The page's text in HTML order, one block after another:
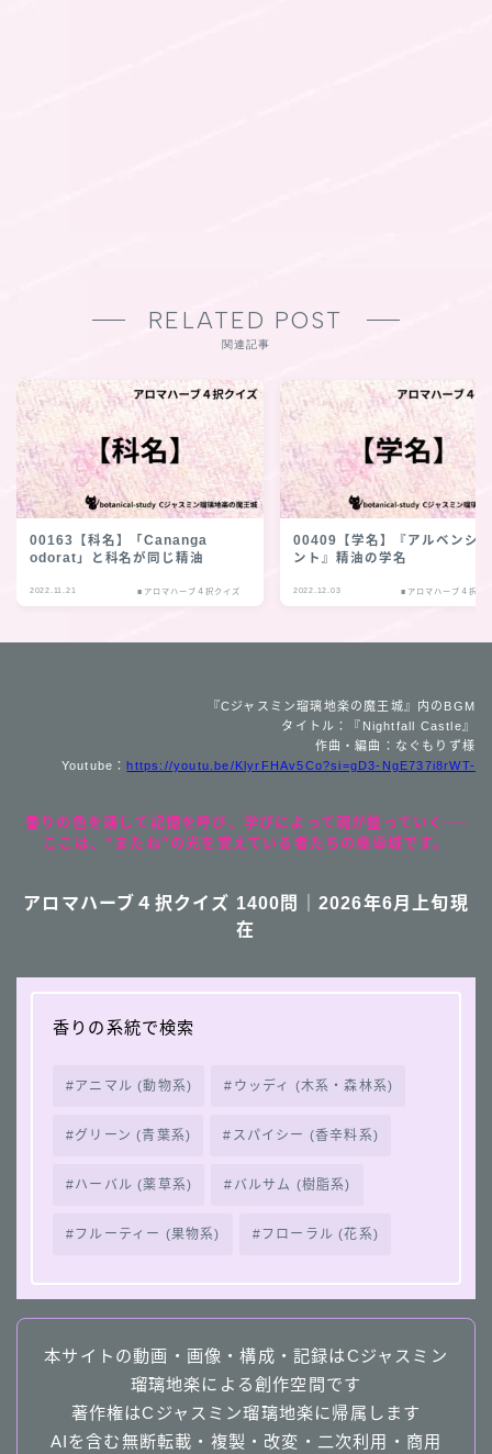
RELATED POST
関連記事
00163【科名】「Cananga
odorat」と科名が同じ精油
2022.11.21 ■アロマハーブ４択クイズ
00409【学名】『アルベンシ
ント』精油の学名
2022.12.03 ■アロマハーブ４択ク
『Cジャスミン瑠璃地楽の魔王城』内のBGM
タイトル：『Nightfall Castle』
作曲・編曲：なぐもりず様
Youtube： https://youtu.be/KlyrFHAv5Co?si=gD3-NgE737i8rWT-
香りの色を通して記憶を呼び、学びによって魂が整っていく──
ここは、“またね”の光を覚えている者たちの魔導城です。
アロマハーブ４択クイズ 1400問｜2026年6月上旬現
在
香りの系統で検索
アニマル (動物系) ウッディ (木系・森林系)
グリーン (青葉系) スパイシー (香辛料系)
ハーバル (薬草系) バルサム (樹脂系)
フルーティー (果物系) フローラル (花系)
本サイトの動画・画像・構成・記録はCジャスミン
瑠璃地楽による創作空間です
著作権はCジャスミン瑠璃地楽に帰属します
AIを含む無断転載・複製・改変・二次利用・商用